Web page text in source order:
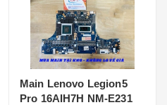
Main Lenovo Legion5
Pro 16AIH7H NM-E231